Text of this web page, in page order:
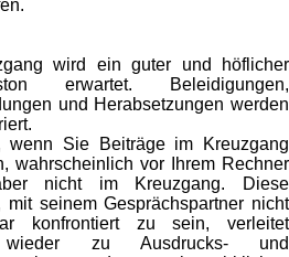
wird ein guter und höflicher
erwartet. Beleidigungen,
und Herabsetzungen werden
wenn Sie Beiträge im Kreuzgang
wahrscheinlich vor Ihrem Rechner
nicht im Kreuzgang. Diese
mit seinem Gesprächspartner nicht
konfrontiert zu sein, verleitet
zu Ausdrucks- und